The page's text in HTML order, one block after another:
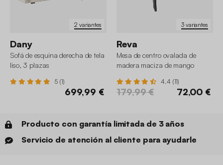
2 variantes
Dany
Sofá de esquina derecha de tela
liso, 3 plazas
5 (1)
699,99 €
3 variantes
Reva
Mesa de centro ovalada de
madera maciza de mango
4.4 (11)
179,99 € 72,00 €
Producto con garantía limitada de 3 años
Servicio de atención al cliente para ayudarle